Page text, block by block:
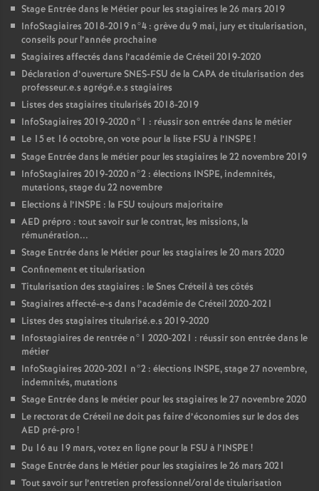
Stage Entrée dans le Métier pour les stagiaires le 26 mars 2019
InfoStagiaires 2018-2019 n°4 : grève du 9 mai, jury et titularisation,
conseils pour l’année prochaine
Stagiaires affectés dans l’académie de Créteil 2019-2020
Déclaration d’ouvertureSNES-FSU de la CAPAde titularisation des
professeur.e.s agrégé.e.s stagiaires
Listes des stagiaires titularisés 2018-2019
InfoStagiaires 2019-2020 n°1 : réussir son entrée dans le métier
Le 15 et 16 octobre, on vote pour la liste FSU à l’INSPE !
Stage Entrée dans le métier pour les stagiaires le 22 novembre 2019
InfoStagiaires 2019-2020 n°2 : élections INSPE, indemnités,
mutations, stage du 22 novembre
Elections à l’INSPE : la FSU toujours majoritaire
AED prépro : tout savoir sur le contrat, les missions, la
rémunération...
Stage Entrée dans le Métier pour les stagiaires le 20 mars 2020
Confinement et titularisation
Titularisation des stagiaires : le Snes Créteil à tes côtés
Stagiaires affecté-e-s dans l’académie de Créteil 2020-2021
Listes des stagiaires titularisé.e.s 2019-2020
Infostagiaires de rentrée n°1 2020-2021 : réussir son entrée dans le
métier
InfoStagiaires 2020-2021 n°2 : élections INSPE, stage 27 novembre,
indemnités, mutations
Stage Entrée dans le métier pour les stagiaires le 27 novembre 2020
Le rectorat de Créteil ne doit pas faire d’économies sur le dos des
AED pré-pro !
Du 16 au 19 mars, votez en ligne pour la FSU à l’INSPE !
Stage Entrée dans le Métier pour les stagiaires le 26 mars 2021
Tout savoir sur l’entretien professionnel/oral de titularisation